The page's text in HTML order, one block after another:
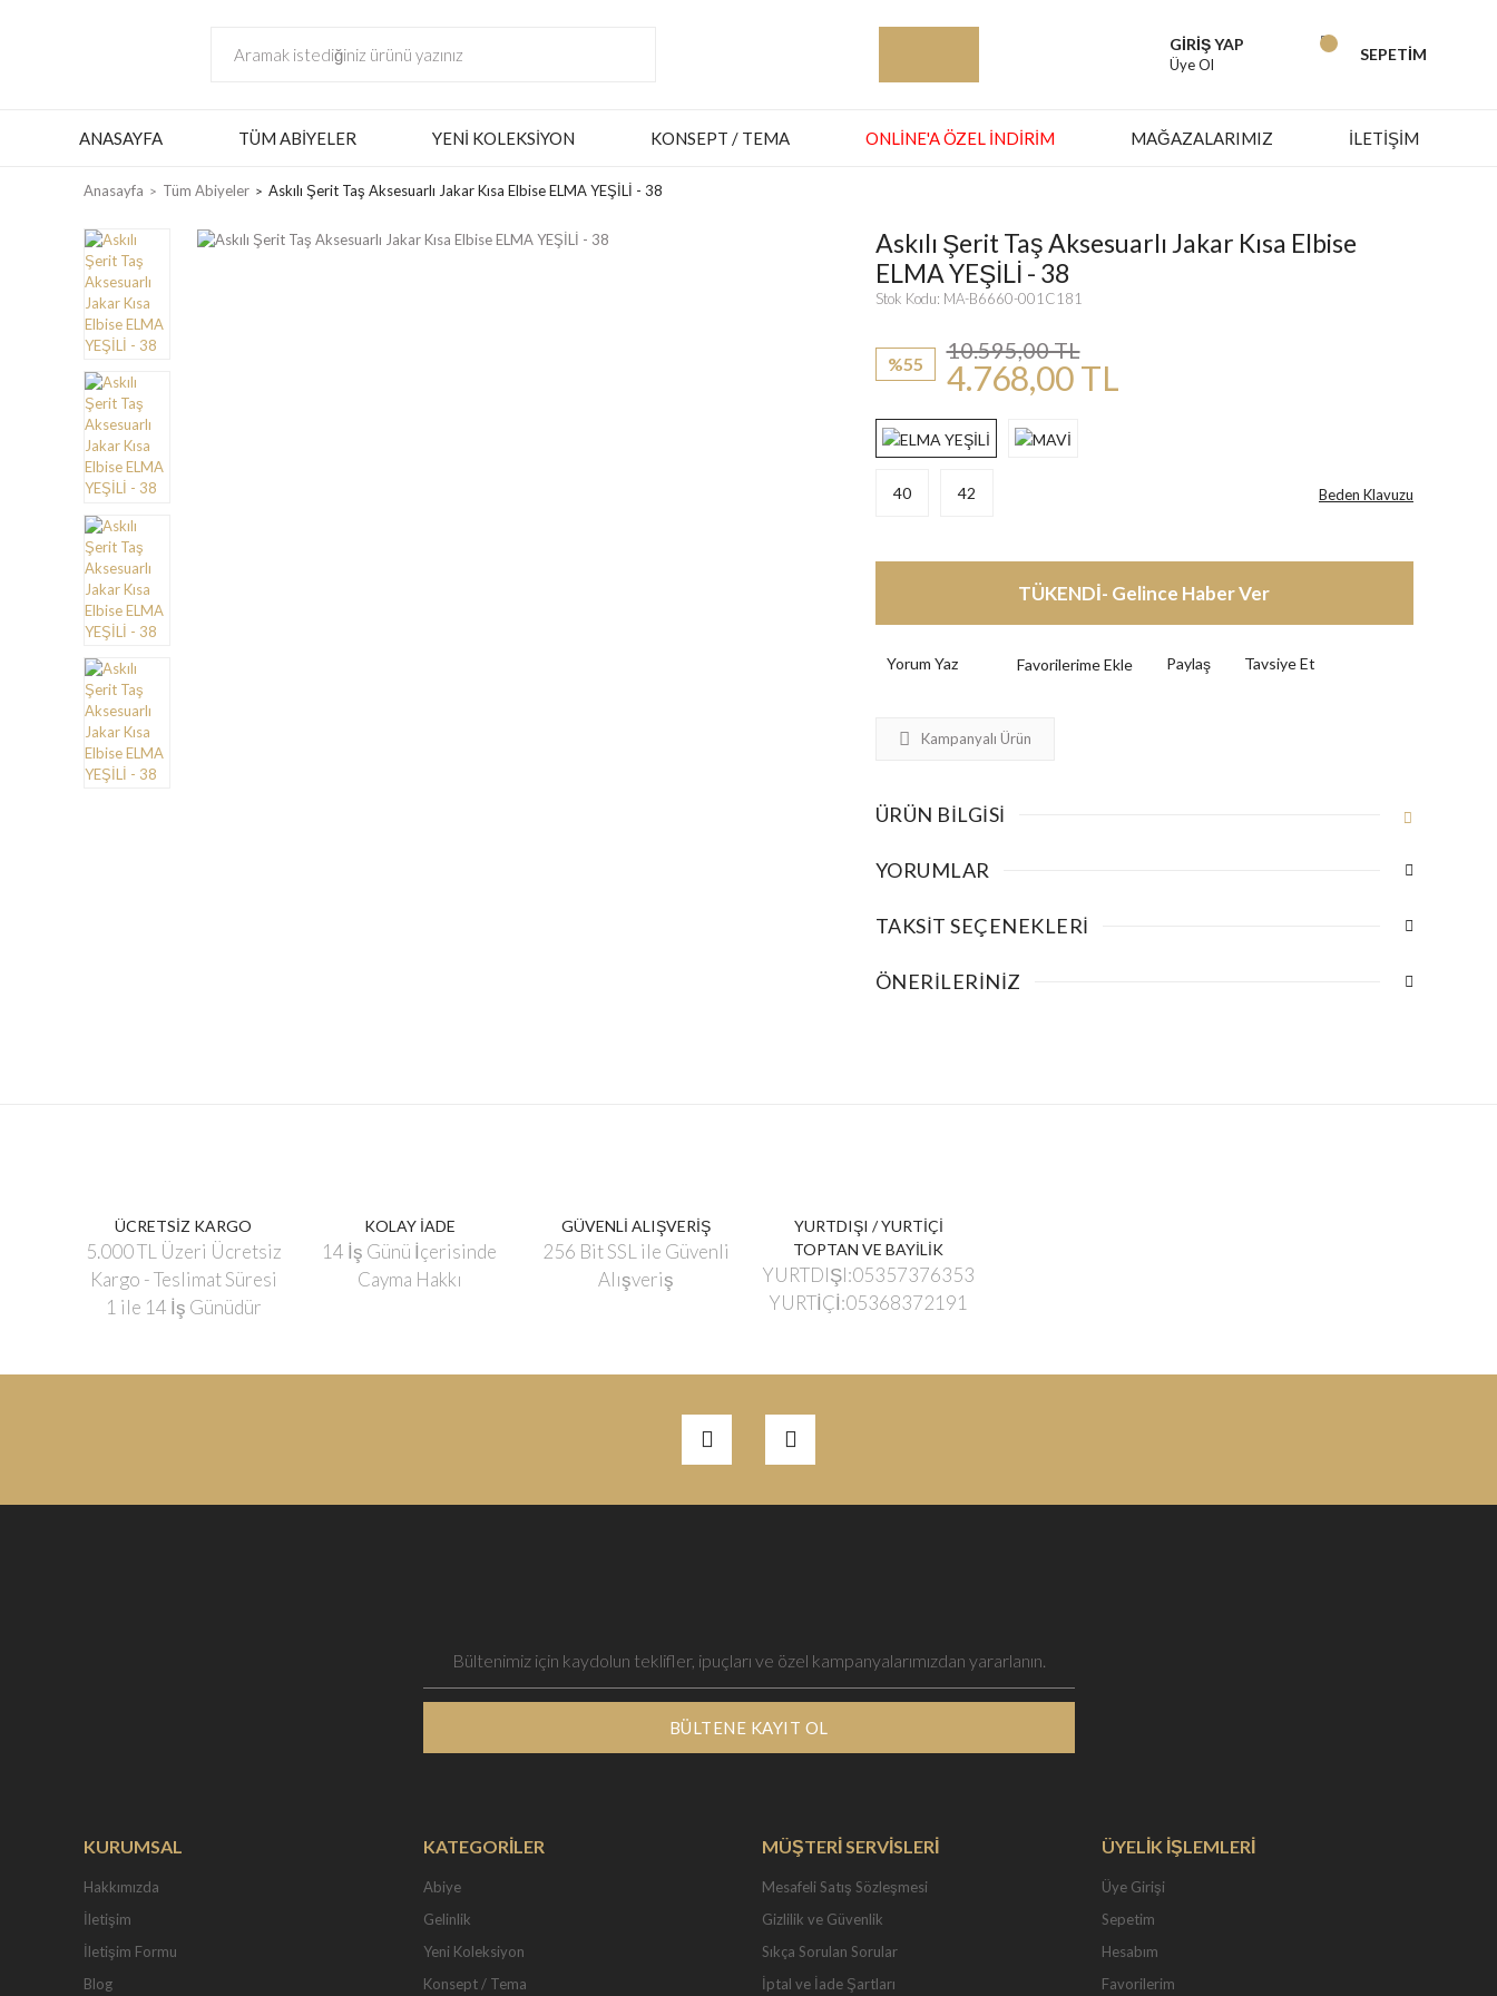
GİRİŞ YAP
Üye Ol
SEPETİM
ANASAYFA TÜM ABIYELER YENI KOLEKSIYON KONSEPT / TEMA ONLINE'A ÖZEL İNDIRIM MAĞAZALARIMIZ İLETİŞİM
Anasayfa Tüm Abiyeler Askılı Şerit Taş Aksesuarlı Jakar Kısa Elbise ELMA YEŞİLİ - 38
Askılı Şerit Taş Aksesuarlı Jakar Kısa Elbise
ELMA YEŞİLİ - 38
Stok Kodu: MA-B6660-001C181
%55
10.595,00 TL
4.768,00 TL
40 42 Beden Klavuzu
TÜKENDİ- Gelince Haber Ver
Yorum Yaz Paylaş Tavsiye Et
Kampanyalı Ürün
ÜRÜN BILGISI
YORUMLAR
TAKSIT SEÇENEKLERI
ÖNERILERINIZ
ÜCRETSİZ KARGO
5.000 TL Üzeri Ücretsiz
Kargo - Teslimat Süresi
1 ile 14 İş Günüdür
KOLAY İADE
14 İş Günü İçerisinde
Cayma Hakkı
GÜVENLİ ALIŞVERİŞ
256 Bit SSL ile Güvenli
Alışveriş
YURTDIŞI / YURTİÇİ
TOPTAN VE BAYİLİK
YURTDIŞI:05357376353
YURTİÇİ:05368372191
BÜLTENE KAYIT OL
KURUMSAL
Hakkımızda
İletişim
İletişim Formu
Blog
KATEGORİLER
Abiye
Gelinlik
Yeni Koleksiyon
Konsept / Tema
MÜŞTERİ SERVİSLERİ
Mesafeli Satış Sözleşmesi
Gizlilik ve Güvenlik
Sıkça Sorulan Sorular
İptal ve İade Şartları
ÜYELİK İŞLEMLERİ
Üye Girişi
Sepetim
Hesabım
Favorilerim